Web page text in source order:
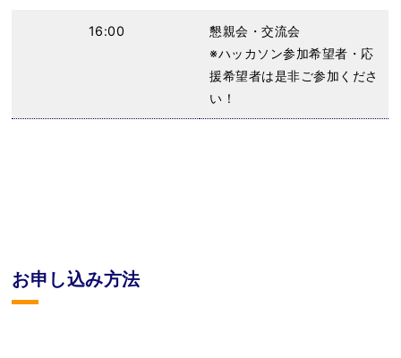
16:00
懇親会・交流会
※ハッカソン参加希望者・応
援希望者は是非ご参加くださ
い！
お申し込み方法